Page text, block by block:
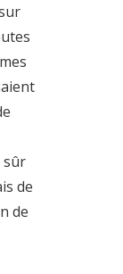
sûr
de
de